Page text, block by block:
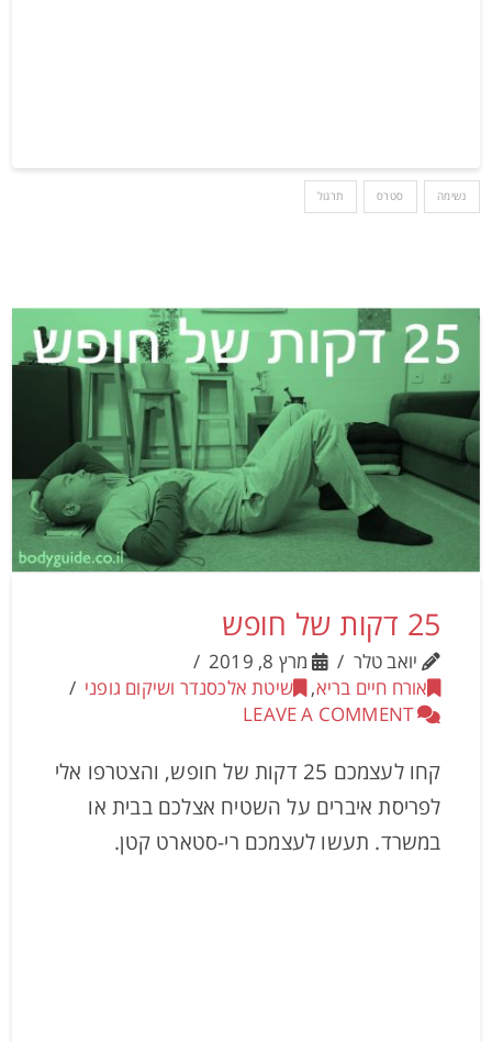
נשימה סטרס תרגול
25 דקות של חופש
יואב טלר
מרץ 8, 2019
אורח חיים בריא, שיטת אלכסנדר ושיקום גופני
LEAVE A COMMENT
קחו לעצמכם 25 דקות של חופש, והצטרפו אלי
לפריסת איברים על השטיח אצלכם בבית או
במשרד. תעשו לעצמכם רי-סטארט קטן.